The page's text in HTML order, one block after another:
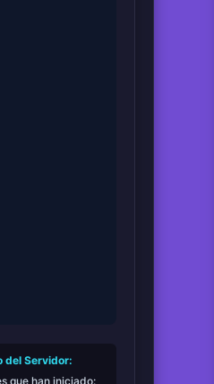
del Servidor:
que han iniciado: